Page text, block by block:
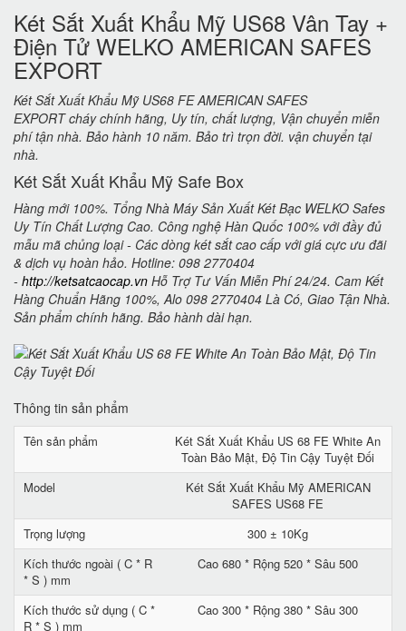
Két Sắt Xuất Khẩu Mỹ US68 Vân Tay +
Điện Tử WELKO AMERICAN SAFES
EXPORT
Két Sắt Xuất Khẩu Mỹ US68 FE AMERICAN SAFES
EXPORT cháy chính hãng, Uy tín, chất lượng, Vận chuyển miễn
phí tận nhà. Bảo hành 10 năm. Bảo trì trọn đời. vận chuyển tại
nhà.
Két Sắt Xuất Khẩu Mỹ Safe Box
Hàng mới 100%. Tổng Nhà Máy Sản Xuất Két Bạc WELKO Safes
Uy Tín Chất Lượng Cao. Công nghệ Hàn Quốc 100% với đầy đủ
mẫu mã chủng loại - Các dòng két sắt cao cấp với giá cực ưu đãi
& dịch vụ hoàn hảo. Hotline: 098 2770404
- http://ketsatcaocap.vn Hỗ Trợ Tư Vấn Miễn Phí 24/24. Cam Kết
Hàng Chuẩn Hãng 100%, Alo 098 2770404 Là Có, Giao Tận Nhà.
Sản phẩm chính hãng. Bảo hành dài hạn.
Thông tin sản phẩm
Tên sản phẩm
Két Sắt Xuất Khẩu US 68 FE White An
Toàn Bảo Mật, Độ Tin Cậy Tuyệt Đối
Model
Két Sắt Xuất Khẩu Mỹ AMERICAN
SAFES US68 FE
Trọng lượng
300 ± 10Kg
Kích thước ngoài ( C * R
* S ) mm
Cao 680 * Rộng 520 * Sâu 500
Kích thước sử dụng ( C *
R * S ) mm
Cao 300 * Rộng 380 * Sâu 300